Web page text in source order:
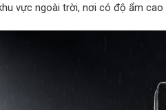
vực ngoài trời, nơi có độ ẩm